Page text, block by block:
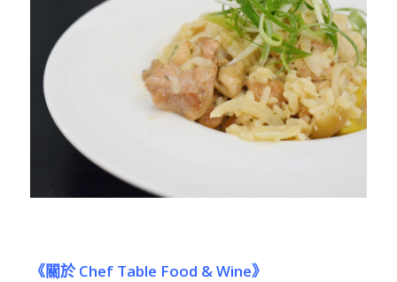
《關於Chef Table Food & Wine》